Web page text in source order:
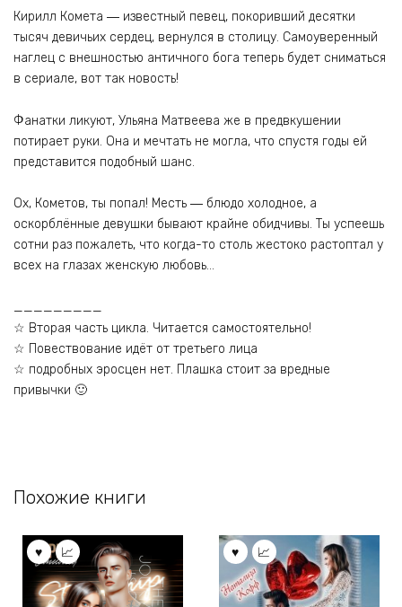
Кирилл Комета ― известный певец, покоривший десятки
тысяч девичьих сердец, вернулся в столицу. Самоуверенный
наглец с внешностью античного бога теперь будет сниматься
в сериале, вот так новость!
Фанатки ликуют, Ульяна Матвеева же в предвкушении
потирает руки. Она и мечтать не могла, что спустя годы ей
представится подобный шанс.
Ох, Кометов, ты попал! Месть ― блюдо холодное, а
оскорблённые девушки бывают крайне обидчивы. Ты успеешь
сотни раз пожалеть, что когда-то столь жестоко растоптал у
всех на глазах женскую любовь…
_________
☆ Вторая часть цикла. Читается самостоятельно!
☆ Повествование идёт от третьего лица
☆ подробных эросцен нет. Плашка стоит за вредные
привычки 🙂
Похожие книги